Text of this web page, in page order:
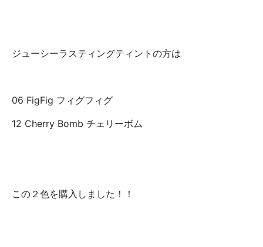
ジューシーラスティングティントの方は
06 FigFig フィグフィグ
12 Cherry Bomb チェリーボム
この２色を購入しました！！